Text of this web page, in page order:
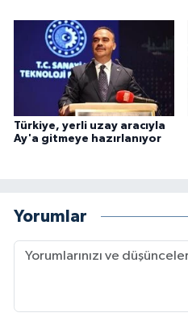
Türkiye, yerli uzay aracıyla
Ay'a gitmeye hazırlanıyor
Yorumlar